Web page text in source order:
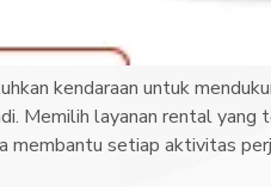
kendaraan untuk
Memilih layanan rental
membantu setiap aktivitas